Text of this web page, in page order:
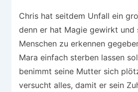
Chris hat seitdem Unfall ein
denn er hat Magie gewirkt und
Menschen zu erkennen
Mara einfach sterben lassen
benimmt seine Mutter sich
versucht alles, damit er sein